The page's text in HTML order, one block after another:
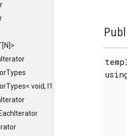
void, I1, I2 >